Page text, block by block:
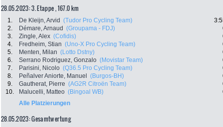
28.05.2023: 3. Etappe , 167.0 km
1. De Kleijn, Arvid (Tudor Pro Cycling Team)
2.
Démare, Arnaud (Groupama - FDJ)
3.
Zingle, Alex (Cofidis)
4.
Fredheim, Stian (Uno-X Pro Cycling Team)
5.
Menten, Milan (Lotto Dstny)
6.
Serrano Rodriguez, Gonzalo (Movistar Team)
7.
Parisini, Nicolo (Q36.5 Pro Cycling Team)
8.
Peñalver Aniorte, Manuel (Burgos-BH)
9.
Gautherat, Pierre (AG2R Citroën Team)
10.
Malucelli, Matteo (Bingoal WB)
Alle Platzierungen
28.05.2023: Gesamtwertung